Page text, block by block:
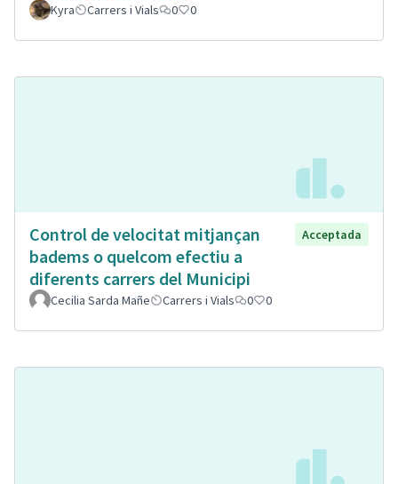
Kyra Carrers i Vials 0 0
Control de velocitat mitjançan
badems o quelcom efectiu a
diferents carrers del Municipi
Acceptada
Cecilia Sarda Mañe Carrers i Vials 0 0